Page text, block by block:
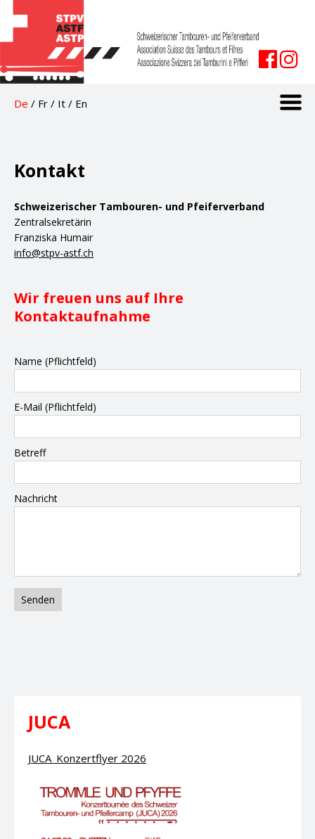
De / Fr / It / En
Kontakt
Schweizerischer Tambouren- und Pfeiferverband
Zentralsekretärin
Franziska Humair
info@stpv-astf.ch
Wir freuen uns auf Ihre
Kontaktaufnahme
Name (Pflichtfeld)
E-Mail (Pflichtfeld)
Betreff
Nachricht
JUCA
JUCA_Konzertflyer 2026